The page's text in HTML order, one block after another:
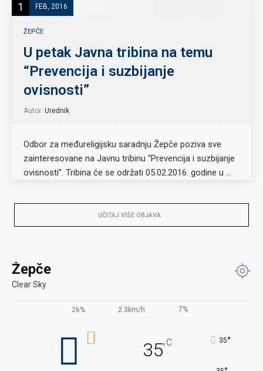
1 FEB, 2016
ŽEPČE
U petak Javna tribina na temu
“Prevencija i suzbijanje
ovisnosti”
Autor: Urednik
Odbor za međureligijsku saradnju Žepče poziva sve
zainteresovane na Javnu tribinu “Prevencija i suzbijanje
ovisnosti”. Tribina će se održati 05.02.2016. godine u …
UČITAJ VIŠE OBJAVA
Žepče
Clear Sky
26% 2.3km/h 7%
35°C 35°